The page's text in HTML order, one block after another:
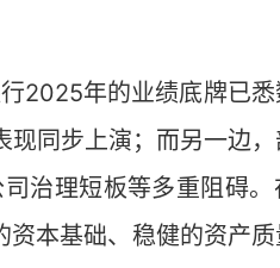
年的业绩底牌已悉
现同步上演；而另一边
治理短板等多重阻碍。
本基础、稳健的资产